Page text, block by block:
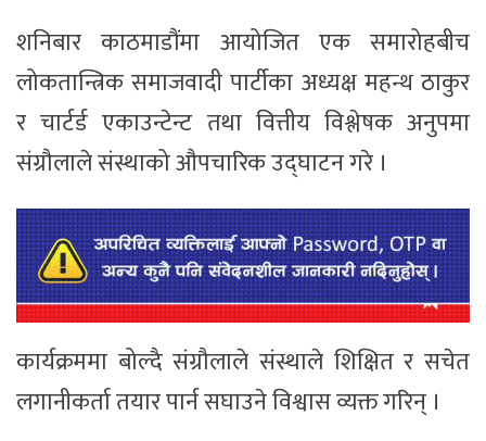
शनिबार काठमाडौंमा आयोजित एक समारोहबीच
लोकतान्त्रिक समाजवादी पार्टीका अध्यक्ष महन्थ ठाकुर
र चार्टर्ड एकाउन्टेन्ट तथा वित्तीय विश्लेषक अनुपमा
संग्रौलाले संस्थाको औपचारिक उद्घाटन गरे ।
कार्यक्रममा बोल्दै संग्रौलाले संस्थाले शिक्षित र सचेत
लगानीकर्ता तयार पार्न सघाउने विश्वास व्यक्त गरिन् ।